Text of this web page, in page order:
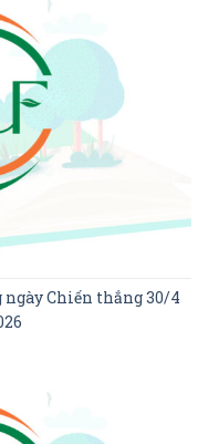
ngày Chiến thắng 30/4